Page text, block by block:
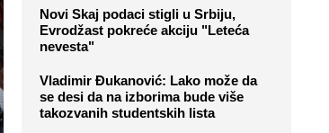
Novi Skaj podaci stigli u Srbiju,
Evrodžast pokreće akciju "Leteća
nevesta"
Vladimir Đukanović: Lako može da
se desi da na izborima bude više
takozvanih studentskih lista